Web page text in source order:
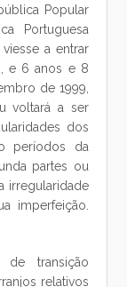
Popular
Portuguesa
a entrar
e 6 anos e 8
de 1999,
voltará a ser
dos
períodos da
partes ou
irregularidade
imperfeição.
transição
relativos